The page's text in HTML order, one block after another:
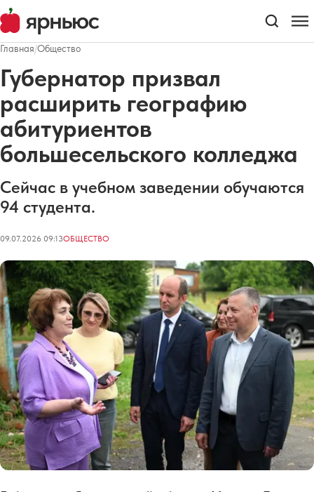
Главная/Общество
Губернатор призвал
расширить географию
абитуриентов
большесельского колледжа
Сейчас в учебном заведении обучаются
94 студента.
09.07.2026 09:13ОБЩЕСТВО